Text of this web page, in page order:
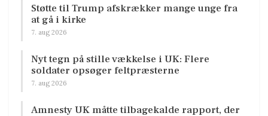
Støtte til Trump afskrækker mange unge fra
at gå i kirke
7. aug 2026
Nyt tegn på stille vækkelse i UK: Flere
soldater opsøger feltpræsterne
7. aug 2026
Amnesty UK måtte tilbagekalde rapport, der